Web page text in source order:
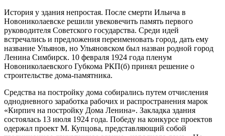
История у здания непростая. После смерти Ильича в
Новониколаевске решили увековечить память первого
руководителя Советского государства. Среди идей
встречались и предложения переименовать город, дать ему
название Ульянов, но Ульяновском был назван родной город
Ленина Симбирск. 10 февраля 1924 года пленум
Новониколаевского Губкома РКП(б) принял решение о
строительстве дома-памятника.
Средства на постройку дома собирались путем отчисления
однодневного заработка рабочих и распространения марок
«Кирпич на постройку Дома Ленина». Закладка здания
состоялась 13 июля 1924 года. Победу на конкурсе проектов
одержал проект М. Купцова, представляющий собой